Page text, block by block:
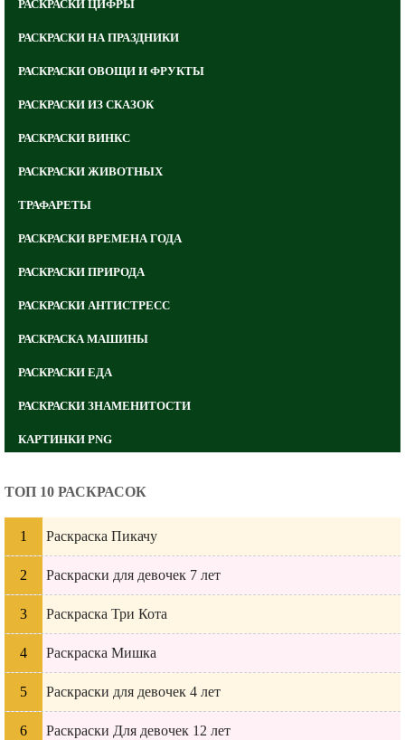
РАСКРАСКИ ЦИФРЫ
РАСКРАСКИ НА ПРАЗДНИКИ
РАСКРАСКИ ОВОЩИ И ФРУКТЫ
РАСКРАСКИ ИЗ СКАЗОК
РАСКРАСКИ ВИНКС
РАСКРАСКИ ЖИВОТНЫХ
ТРАФАРЕТЫ
РАСКРАСКИ ВРЕМЕНА ГОДА
РАСКРАСКИ ПРИРОДА
РАСКРАСКИ АНТИСТРЕСС
РАСКРАСКА МАШИНЫ
РАСКРАСКИ ЕДА
РАСКРАСКИ ЗНАМЕНИТОСТИ
КАРТИНКИ PNG
ТОП 10 РАСКРАСОК
Раскраска Пикачу
Раскраски для девочек 7 лет
Раскраска Три Кота
Раскраска Мишка
Раскраски для девочек 4 лет
Раскраски Для девочек 12 лет